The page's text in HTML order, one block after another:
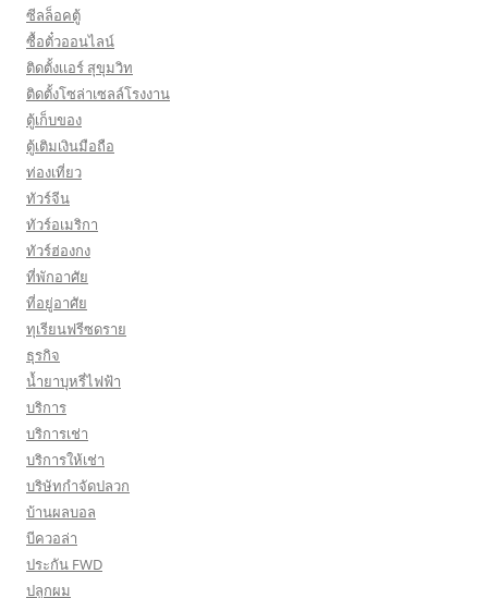
ซีลล็อคตู้
ซื้อตั๋วออนไลน์
ติดตั้งเเอร์ สุขุมวิท
ติดตั้งโซล่าเซลล์โรงงาน
ตู้เก็บของ
ตู้เติมเงินมือถือ
ท่องเที่ยว
ทัวร์จีน
ทัวร์อเมริกา
ทัวร์ฮ่องกง
ที่พักอาศัย
ที่อยู่อาศัย
ทุเรียนฟรีซดราย
ธุรกิจ
น้ำยาบุหรี่ไฟฟ้า
บริการ
บริการเช่า
บริการให้เช่า
บริษัทกำจัดปลวก
บ้านผลบอล
บีควอล่า
ประกัน FWD
ปลูกผม